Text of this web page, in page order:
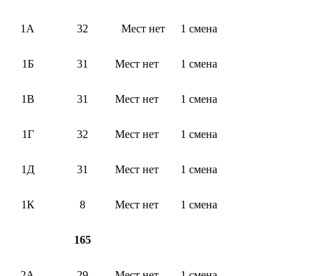
1А 32 Мест нет 1 смена
1Б 31 Мест нет 1 смена
1В 31 Мест нет 1 смена
1Г 32 Мест нет 1 смена
1Д 31 Мест нет 1 смена
1К 8 Мест нет 1 смена
165